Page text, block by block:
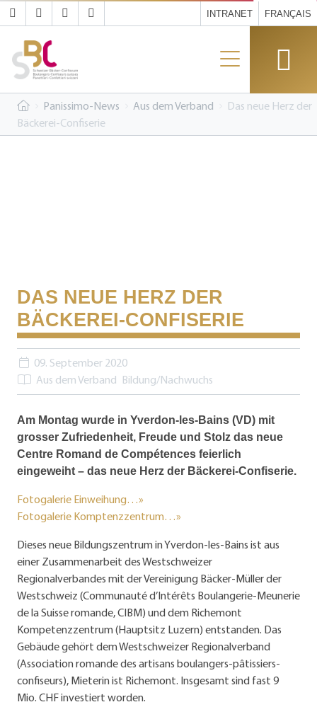
INTRANET FRANÇAIS
Panissimo-News Aus dem Verband
Das neue Herz der
Bäckerei-Confiserie
DAS NEUE HERZ DER
BÄCKEREI-CONFISERIE
09. September 2020
Aus dem Verband Bildung/Nachwuchs
Am Montag wurde in Yverdon-les-Bains (VD) mit
grosser Zufriedenheit, Freude und Stolz das neue
Centre Romand de Compétences feierlich
eingeweiht – das neue Herz der Bäckerei-Confiserie.
Fotogalerie Einweihung…»
Fotogalerie Komptenzzentrum…»
Dieses neue Bildungszentrum in Yverdon-les-Bains ist aus
einer Zusammenarbeit des Westschweizer
Regionalverbandes mit der Vereinigung Bäcker-Müller der
Westschweiz (Communauté d’Intérêts Boulangerie-Meunerie
de la Suisse romande, CIBM) und dem Richemont
Kompetenzzentrum (Hauptsitz Luzern) entstanden. Das
Gebäude gehört dem Westschweizer Regionalverband
(Association romande des artisans boulangers-pâtissiers-
confiseurs), Mieterin ist Richemont. Insgesamt sind fast 9
Mio. CHF investiert worden.